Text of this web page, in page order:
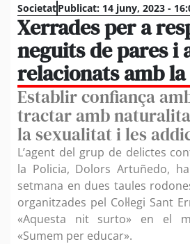
SocietatPublicat: 14 juny, 2023 -
Xerrades per a
neguits de pares i
relacionats amb
Establir confiança
tractar amb
la sexualitat i les
L’agent del grup de delictes
la Policia, Dolors Artuñedo,
setmana en dues taules
organitzades pel Col·legi Sant
«Aquesta nit surto» en el
«Sumem per educar».